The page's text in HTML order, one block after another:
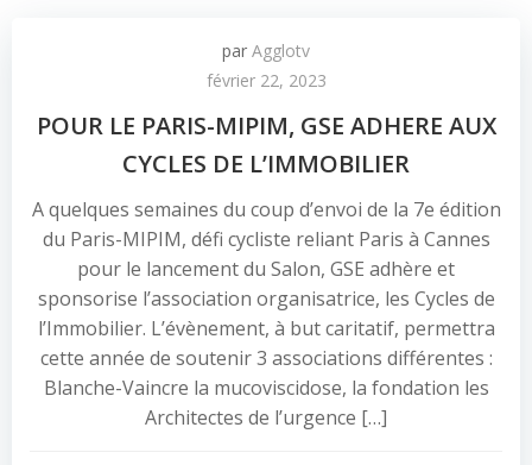
par Agglotv
février 22, 2023
POUR LE PARIS-MIPIM, GSE ADHERE AUX
CYCLES DE L’IMMOBILIER
A quelques semaines du coup d’envoi de la 7e édition
du Paris-MIPIM, défi cycliste reliant Paris à Cannes
pour le lancement du Salon, GSE adhère et
sponsorise l’association organisatrice, les Cycles de
l’Immobilier. L’évènement, à but caritatif, permettra
cette année de soutenir 3 associations différentes :
Blanche-Vaincre la mucoviscidose, la fondation les
Architectes de l’urgence […]